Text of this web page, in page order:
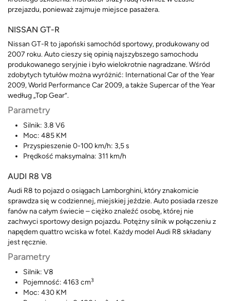
przejazdu, ponieważ zajmuje miejsce pasażera.
NISSAN GT-R
Nissan GT-R to japoński samochód sportowy, produkowany od
2007 roku. Auto cieszy się opinią najszybszego samochodu
produkowanego seryjnie i było wielokrotnie nagradzane. Wśród
zdobytych tytułów można wyróżnić: International Car of the Year
2009, World Performance Car 2009, a także Supercar of the Year
według „Top Gear”.
Parametry
Silnik: 3.8 V6
Moc: 485 KM
Przyspieszenie 0-100 km/h: 3,5 s
Prędkość maksymalna: 311 km/h
AUDI R8 V8
Audi R8 to pojazd o osiągach Lamborghini, który znakomicie
sprawdza się w codziennej, miejskiej jeździe. Auto posiada rzesze
fanów na całym świecie – ciężko znaleźć osobę, której nie
zachwyci sportowy design pojazdu. Potężny silnik w połączeniu z
napędem quattro wciska w fotel. Każdy model Audi R8 składany
jest ręcznie.
Parametry
Silnik: V8
Pojemność: 4163 cm3
Moc: 430 KM